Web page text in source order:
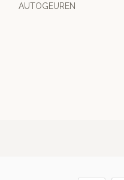
AUTOGEUREN